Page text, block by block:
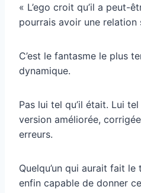
« L’ego croit qu’il a peut-
pourrais avoir une relation
C’est le fantasme le plus
dynamique.
Pas lui tel qu’il était. Lui
version améliorée,
erreurs.
Quelqu’un qui aurait fait
enfin capable de donner ce